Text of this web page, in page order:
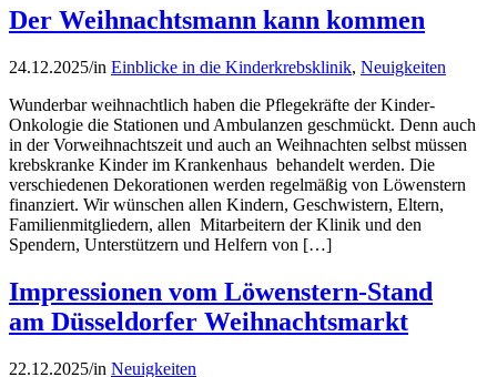
Der Weihnachtsmann kann kommen
24.12.2025/in Einblicke in die Kinderkrebsklinik, Neuigkeiten
Wunderbar weihnachtlich haben die Pflegekräfte der Kinder-
Onkologie die Stationen und Ambulanzen geschmückt. Denn auch
in der Vorweihnachtszeit und auch an Weihnachten selbst müssen
krebskranke Kinder im Krankenhaus behandelt werden. Die
verschiedenen Dekorationen werden regelmäßig von Löwenstern
finanziert. Wir wünschen allen Kindern, Geschwistern, Eltern,
Familienmitgliedern, allen Mitarbeitern der Klinik und den
Spendern, Unterstützern und Helfern von […]
Impressionen vom Löwenstern-Stand
am Düsseldorfer Weihnachtsmarkt
22.12.2025/in Neuigkeiten